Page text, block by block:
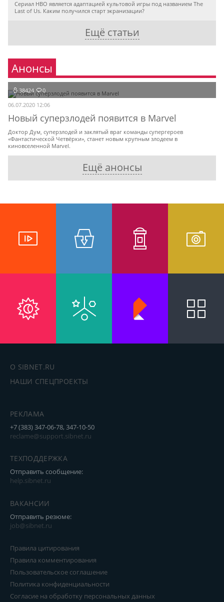
Сериал HBO является адаптацией культовой игры под названием The
Last of Us. Каким получился старт экранизации?
Ещё статьи
Анонсы
38424 0
06.07.2020 12:06
Новый суперзлодей появится в Marvel
Доктор Дум, суперзлодей и заклятый враг команды супергероев
«Фантастической Четвёрки», станет новым крупным злодеем в
киновселенной Marvel.
Ещё анонсы
О SIBNET.RU
НАШИ СПЕЦПРОЕКТЫ
РЕКЛАМА
+7 (383) 347-06-78, 347-10-50
reclame@support.sibnet.ru
ТЕХПОДДЕРЖКА
Отправить сообщение:
help.sibnet.ru
ВАКАНСИИ
Отправить резюме:
job@sibnet.ru
Правила цитирования
Правила комментирования
Пользовательское соглашение
Политика конфиденциальности
Согласие на обработку персональных данных